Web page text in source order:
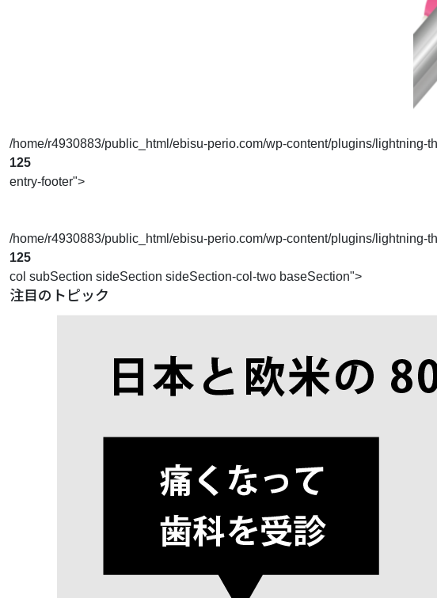
/home/r4930883/public_html/ebisu-perio.com/wp-content/plugins/lightning-
125
entry-footer">
/home/r4930883/public_html/ebisu-perio.com/wp-content/plugins/lightning-
125
col subSection sideSection sideSection-col-two baseSection">
注目のトピック